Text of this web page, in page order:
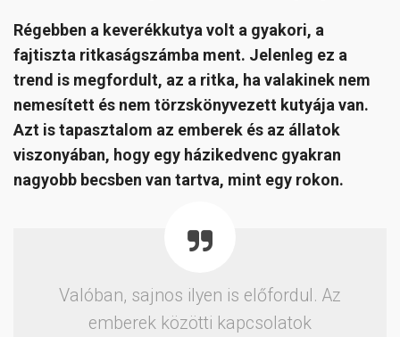
Régebben a keverékkutya volt a gyakori, a
fajtiszta ritkaságszámba ment. Jelenleg ez a
trend is megfordult, az a ritka, ha valakinek nem
nemesített és nem törzskönyvezett kutyája van.
Azt is tapasztalom az emberek és az állatok
viszonyában, hogy egy házikedvenc gyakran
nagyobb becsben van tartva, mint egy rokon.
Valóban, sajnos ilyen is előfordul. Az
emberek közötti kapcsolatok